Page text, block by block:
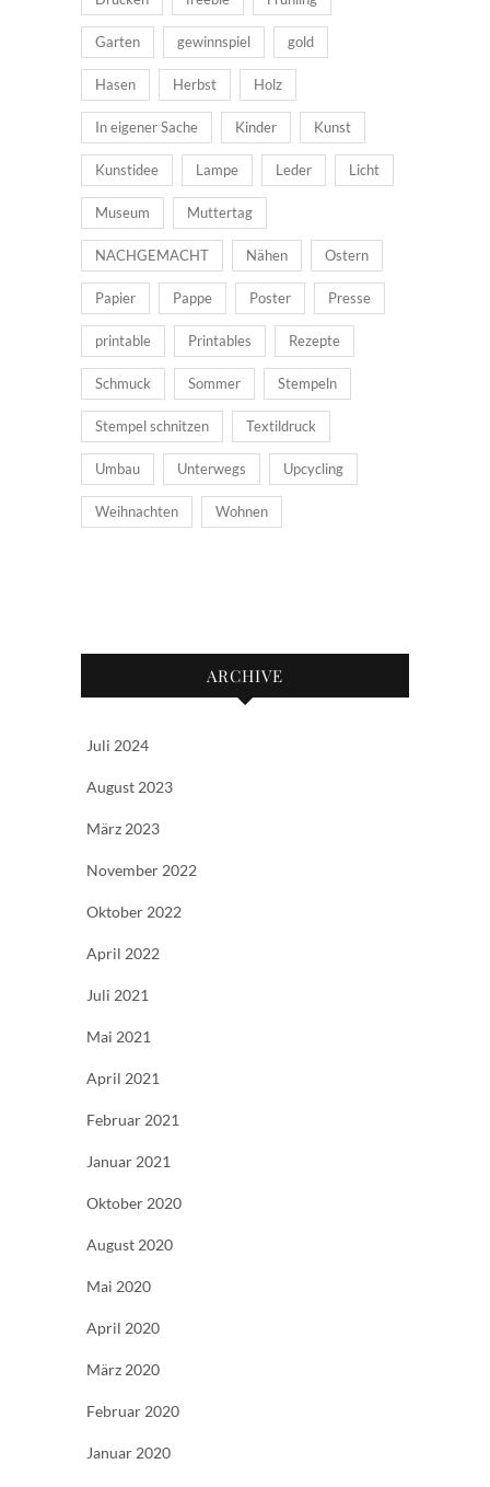
Garten gewinnspiel gold
Hasen Herbst Holz
In eigener Sache Kinder Kunst
Kunstidee Lampe Leder Licht
Museum Muttertag
NACHGEMACHT Nähen Ostern
Papier Pappe Poster Presse
printable Printables Rezepte
Schmuck Sommer Stempeln
Stempel schnitzen Textildruck
Umbau Unterwegs Upcycling
Weihnachten Wohnen
ARCHIVE
Juli 2024
August 2023
März 2023
November 2022
Oktober 2022
April 2022
Juli 2021
Mai 2021
April 2021
Februar 2021
Januar 2021
Oktober 2020
August 2020
Mai 2020
April 2020
März 2020
Februar 2020
Januar 2020